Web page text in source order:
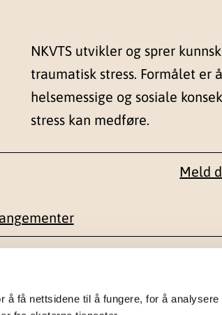
få nettsidene til å fungere, for å analysere
NKVTS utvikler og sprer
traumatisk stress. Formålet er
helsemessige og sosiale
stress kan medføre.
Meld
22 59 55 00